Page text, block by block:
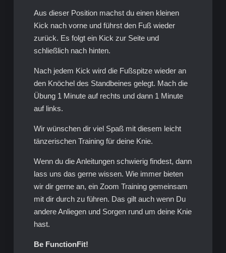
Aus dieser Position machst du einen kleinen
Kick nach vorne und führst den Fuß wieder
zurück. Es folgt ein Kick zur Seite und
schließlich nach hinten.
Nach jedem Kick wird die Fußspitze wieder an
den Knöchel des Standbeines gelegt. Mach die
Übung 1 Minute auf rechts und dann 1 Minute
auf links.
Wir wünschen dir viel Spaß mit diesem leicht
tänzerischen Training für deine Knie.
Wenn du die Anleitungen schwierig findest, dann
lass uns das gerne wissen. Wie immer bieten
wir dir gerne an, ein Zoom Training gemeinsam
mit dir durch zu führen. Das gilt auch wenn Du
andere Anliegen und Sorgen rund um deine Knie
hast.
Be FunctionFit!